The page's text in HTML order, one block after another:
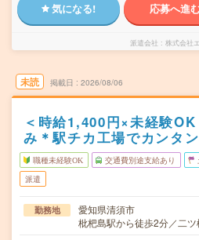
気になる! 応募へ進
派遣会社 株式会社
未読 掲載日 2026/08/06
＜時給1,400円×未経験
み＊駅チカ工場でカンタ
職種未経験OK 交通費別途支給あり
派遣
勤務地
愛知県清須市
枇杷島駅から徒歩2分／二